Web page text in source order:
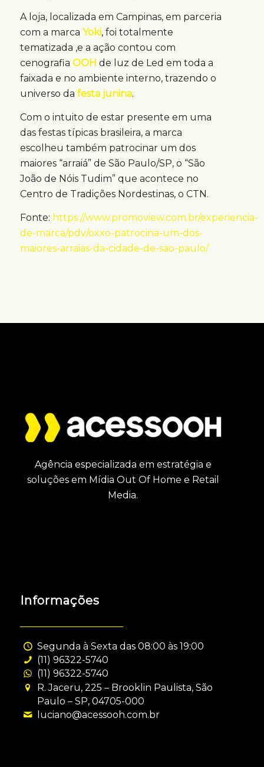
A loja, localizada em Campinas, em parceria
com a marca Yoki, foi totalmente
tematizada ,e a ação contou com
cenografia OOH de luz de Led em toda a
faixada e no ambiente interno, trazendo o
universo da festa junina.
Com o intuito de estar presente em uma
das festas típicas brasileira, a marca
escolheu também patrocinar um dos
maiores “arraiá” de São Paulo/SP, o “São
João de Nóis Tudim” que acontece no
Centro de Tradições Nordestinas, o CTN.
Fonte: https://www.promoview.com.br/experiencia-
de-marca/pdv/oxxo-patrocina-um-dos-
maiores-arraias-da-cidade-de-sao-paulo/
Agência especializada em estratégia e
soluções em Mídia Out Of Home e Retail
Media.
Informações
Segunda à Sexta das 08:00 às 19:00
(11) 96322-5740
(11) 96322-5740
R. Jaceru, 225 – Brooklin Paulista, São
Paulo – SP, 04705-000
luciano@acessooh.com.br